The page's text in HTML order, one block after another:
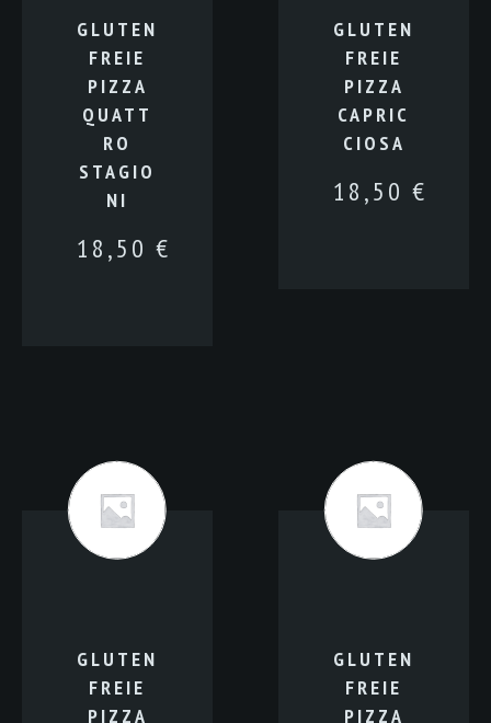
GLUTEN
FREIE
PIZZA
CAPRIC
CIOSA
18,50 €
GLUTEN
FREIE
PIZZA
QUATT
RO
STAGIO
NI
18,50 €
GLUTEN
FREIE
PIZZA
GLUTEN
FREIE
PIZZA